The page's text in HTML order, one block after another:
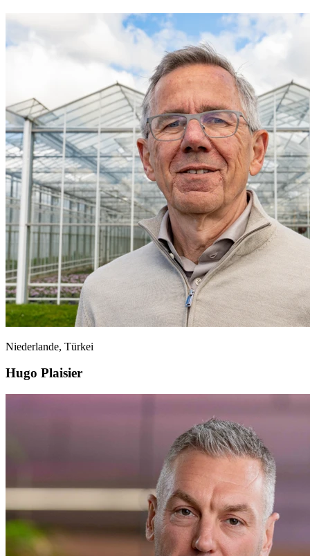
Niederlande, Türkei
Hugo Plaisier